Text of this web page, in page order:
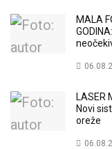
MALA
LASER
Novi
oreže